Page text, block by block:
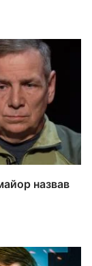
назвав